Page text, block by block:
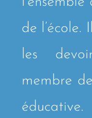
de l’école.
les
membre
éducative.